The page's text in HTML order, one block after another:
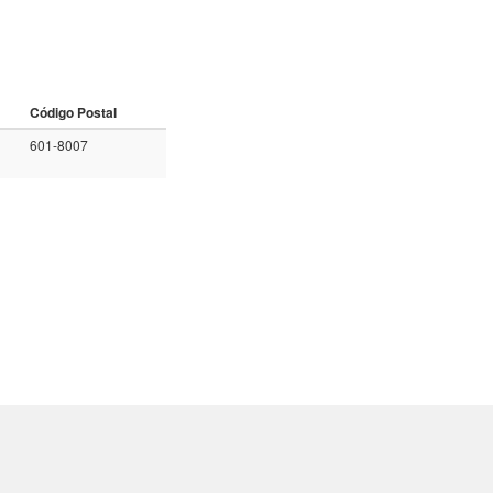
Código Postal
601-8007